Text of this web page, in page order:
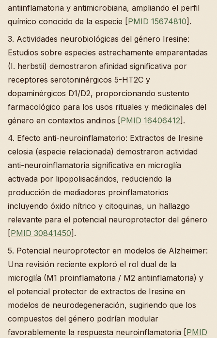
antiinflamatoria y antimicrobiana, ampliando el perfil
químico conocido de la especie [PMID 15674810].
3. Actividades neurobiológicas del género Iresine:
Estudios sobre especies estrechamente emparentadas
(I. herbstii) demostraron afinidad significativa por
receptores serotoninérgicos 5-HT2C y
dopaminérgicos D1/D2, proporcionando sustento
farmacológico para los usos rituales y medicinales del
género en contextos andinos [PMID 16406412].
4. Efecto anti-neuroinflamatorio: Extractos de Iresine
celosia (especie relacionada) demostraron actividad
anti-neuroinflamatoria significativa en microglía
activada por lipopolisacáridos, reduciendo la
producción de mediadores proinflamatorios
incluyendo óxido nítrico y citoquinas, un hallazgo
relevante para el potencial neuroprotector del género
[PMID 30841450].
5. Potencial neuroprotector en modelos de Alzheimer:
Una revisión reciente exploró el rol dual de la
microglía (M1 proinflamatoria / M2 antiinflamatoria) y
el potencial protector de extractos de Iresine en
modelos de neurodegeneración, sugiriendo que los
compuestos del género podrían modular
favorablemente la respuesta neuroinflamatoria [PMID